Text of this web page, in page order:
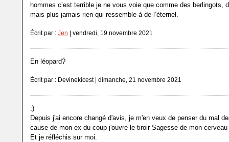
hommes c’est terrible je ne vous voie que comme des berlingots,
mais plus jamais rien qui ressemble à de l’éternel.
Écrit par : Jen | vendredi, 19 novembre 2021
En léopard?
Écrit par : Devinekicest | dimanche, 21 novembre 2021
;)
Depuis j'ai encore changé d'avis, je m'en veux de penser du mal
cause de mon ex du coup j'ouvre le tiroir Sagesse de mon
Et je réfléchis sur moi.